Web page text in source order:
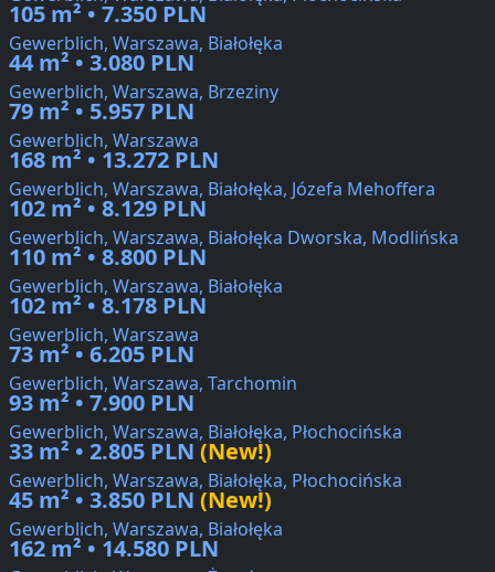
105 m² • 7.350 PLN
Gewerblich, Warszawa, Białołęka
44 m² • 3.080 PLN
Gewerblich, Warszawa, Brzeziny
79 m² • 5.957 PLN
Gewerblich, Warszawa
168 m² • 13.272 PLN
Gewerblich, Warszawa, Białołęka, Józefa Mehoffera
102 m² • 8.129 PLN
Gewerblich, Warszawa, Białołęka Dworska, Modlińska
110 m² • 8.800 PLN
Gewerblich, Warszawa, Białołęka
102 m² • 8.178 PLN
Gewerblich, Warszawa
73 m² • 6.205 PLN
Gewerblich, Warszawa, Tarchomin
93 m² • 7.900 PLN
Gewerblich, Warszawa, Białołęka, Płochocińska
33 m² • 2.805 PLN (New!)
Gewerblich, Warszawa, Białołęka, Płochocińska
45 m² • 3.850 PLN (New!)
Gewerblich, Warszawa, Białołęka
162 m² • 14.580 PLN